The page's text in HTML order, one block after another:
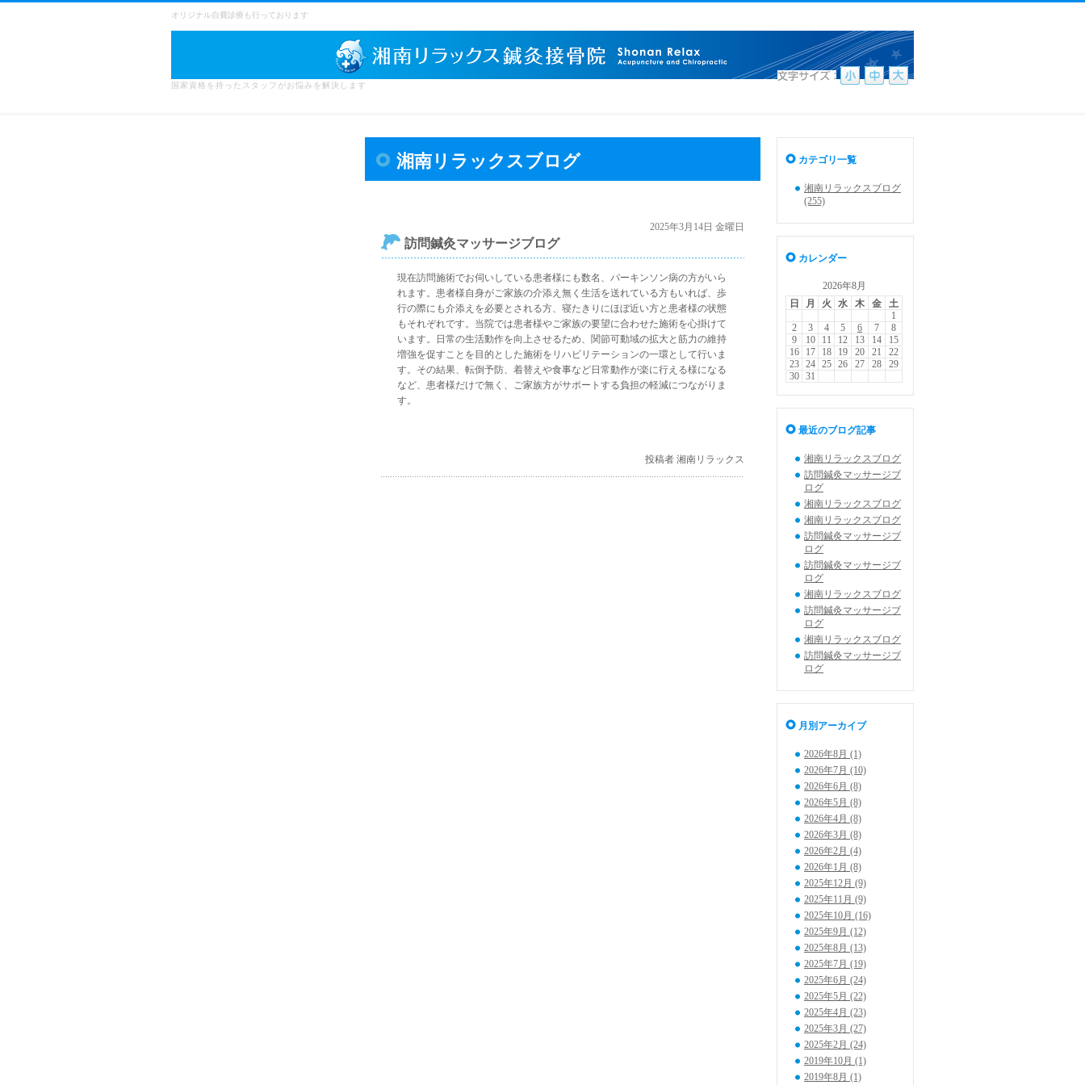
オリジナル自費診療も行っております
国家資格を持ったスタッフがお悩みを解決します
湘南リラックスブログ
2025年3月14日 金曜日
訪問鍼灸マッサージブログ
現在訪問施術でお伺いしている患者様にも数名、パーキンソン病の方がいら
れます。患者様自身がご家族の介添え無く生活を送れている方もいれば、歩
行の際にも介添えを必要とされる方、寝たきりにほぼ近い方と患者様の状態
もそれぞれです。当院では患者様やご家族の要望に合わせた施術を心掛けて
います。日常の生活動作を向上させるため、関節可動域の拡大と筋力の維持
増強を促すことを目的とした施術をリハビリテーションの一環として行いま
す。その結果、転倒予防、着替えや食事など日常動作が楽に行える様になる
など、患者様だけで無く、ご家族方がサポートする負担の軽減につながりま
す。
投稿者 湘南リラックス
カテゴリ一覧
湘南リラックスブログ
(255)
カレンダー
2026年8月
日
月 火 水 木 金
土
1
2
3 4 5 6 7
8
9
10 11 12 13 14
15
16
17 18 19 20 21
22
23
24 25 26 27 28
29
30
31
最近のブログ記事
湘南リラックスブログ
訪問鍼灸マッサージブ
ログ
湘南リラックスブログ
湘南リラックスブログ
訪問鍼灸マッサージブ
ログ
訪問鍼灸マッサージブ
ログ
湘南リラックスブログ
訪問鍼灸マッサージブ
ログ
湘南リラックスブログ
訪問鍼灸マッサージブ
ログ
月別アーカイブ
2026年8月 (1)
2026年7月 (10)
2026年6月 (8)
2026年5月 (8)
2026年4月 (8)
2026年3月 (8)
2026年2月 (4)
2026年1月 (8)
2025年12月 (9)
2025年11月 (9)
2025年10月 (16)
2025年9月 (12)
2025年8月 (13)
2025年7月 (19)
2025年6月 (24)
2025年5月 (22)
2025年4月 (23)
2025年3月 (27)
2025年2月 (24)
2019年10月 (1)
2019年8月 (1)